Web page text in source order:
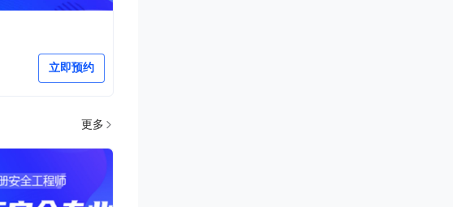
立即预约
更多 